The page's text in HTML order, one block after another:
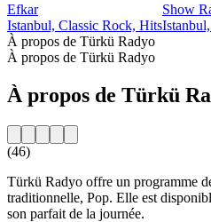
Efkar
Istanbul, Classic Rock, Hits
Show
À propos de Türkü Radyo
À propos de Türkü Radyo
À propos de Türkü
(46)
Türkü Radyo offre un programme
traditionnelle, Pop. Elle est
son parfait de la journée.